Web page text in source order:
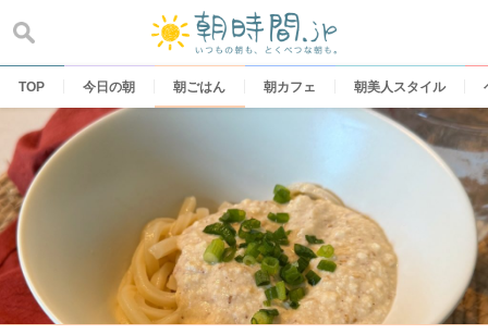
content
TOP 今日の朝 朝ごはん 朝カフェ 朝美人スタイル